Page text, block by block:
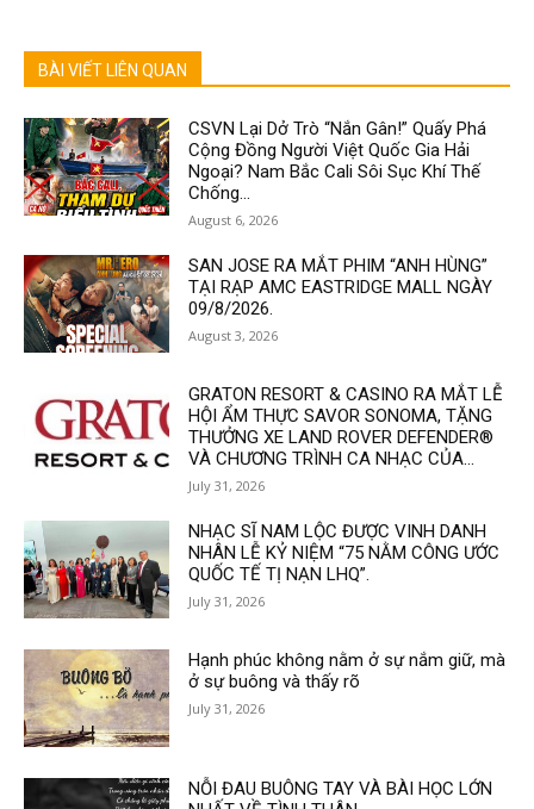
BÀI VIẾT LIÊN QUAN
CSVN Lại Dở Trò “Nắn Gân!” Quấy Phá
Cộng Đồng Người Việt Quốc Gia Hải
Ngoại? Nam Bắc Cali Sôi Sục Khí Thế
Chống...
August 6, 2026
SAN JOSE RA MẮT PHIM “ANH HÙNG”
TẠI RẠP AMC EASTRIDGE MALL NGÀY
09/8/2026.
August 3, 2026
GRATON RESORT & CASINO RA MẮT LỄ
HỘI ẨM THỰC SAVOR SONOMA, TẶNG
THƯỞNG XE LAND ROVER DEFENDER®
VÀ CHƯƠNG TRÌNH CA NHẠC CỦA...
July 31, 2026
NHẠC SĨ NAM LỘC ĐƯỢC VINH DANH
NHÂN LỄ KỶ NIỆM “75 NẰM CÔNG ƯỚC
QUỐC TẾ TỊ NẠN LHQ”.
July 31, 2026
Hạnh phúc không nằm ở sự nắm giữ, mà
ở sự buông và thấy rõ
July 31, 2026
NỖI ĐAU BUÔNG TAY VÀ BÀI HỌC LỚN